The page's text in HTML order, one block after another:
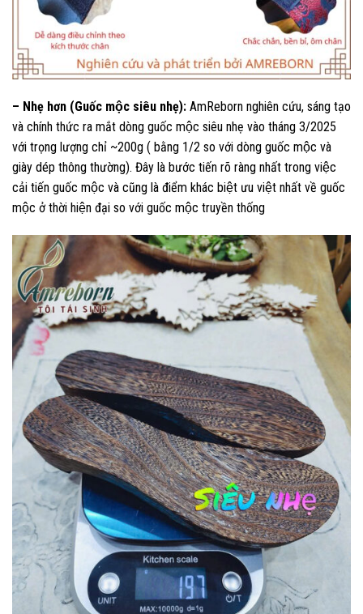
– Nhẹ hơn (Guốc mộc siêu nhẹ): AmReborn nghiên cứu, sáng tạo
và chính thức ra mắt dòng guốc mộc siêu nhẹ vào tháng 3/2025
với trọng lượng chỉ ~200g ( bằng 1/2 so với dòng guốc mộc và
giày dép thông thường). Đây là bước tiến rõ ràng nhất trong việc
cải tiến guốc mộc và cũng là điểm khác biệt ưu việt nhất về guốc
mộc ở thời hiện đại so với guốc mộc truyền thống